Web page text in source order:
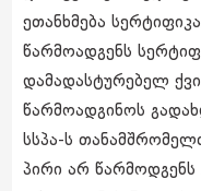
ეთანხმება
წარმოადგენს
დამადასტურებელ
წარმოადგინოს
სსპა-ს
პირი არ წარმოდგენს